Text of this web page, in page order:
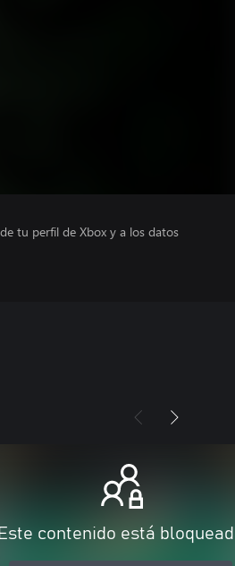
tu perfil de Xbox y a los datos
Este contenido está